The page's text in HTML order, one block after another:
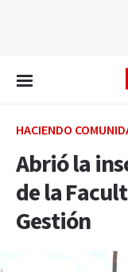
HACIENDO
Abrió la
de la
Gestión